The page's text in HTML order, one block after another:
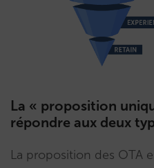
La « proposition
répondre aux deux
La proposition des OTA